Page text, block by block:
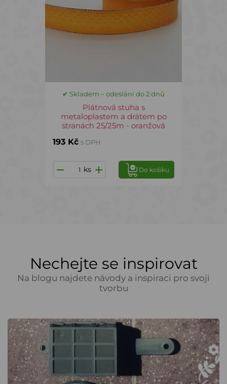
✔ Skladem – odeslání do 2 dnů
Plátnová stuha s
metaloplastem a drátem po
stranách 25/25m - oranžová
193 Kč s DPH
ks Do košíku
Nechejte se inspirovat
Na blogu najdete návody a inspiraci pro svoji
tvorbu